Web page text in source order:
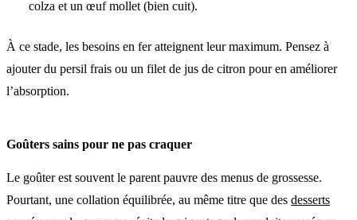
colza et un œuf mollet (bien cuit).
À ce stade, les besoins en fer atteignent leur maximum. Pensez à
ajouter du persil frais ou un filet de jus de citron pour en améliorer
l’absorption.
Goûters sains pour ne pas craquer
Le goûter est souvent le parent pauvre des menus de grossesse.
Pourtant, une collation équilibrée, au même titre que des desserts